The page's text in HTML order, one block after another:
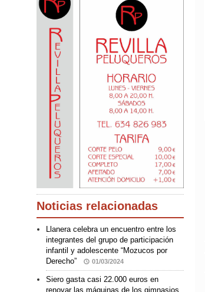
Noticias relacionadas
Llanera celebra un encuentro entre los
integrantes del grupo de participación
infantil y adolescente “Mozucos por
Derecho”
01/03/2024
Siero gasta casi 22.000 euros en
renovar las máquinas de los gimnasios